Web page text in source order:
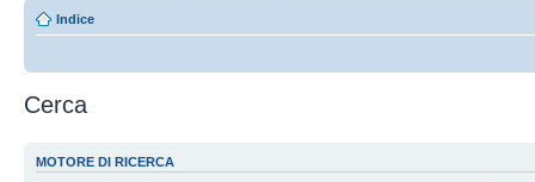
Indice
Cerca
MOTORE DI RICERCA